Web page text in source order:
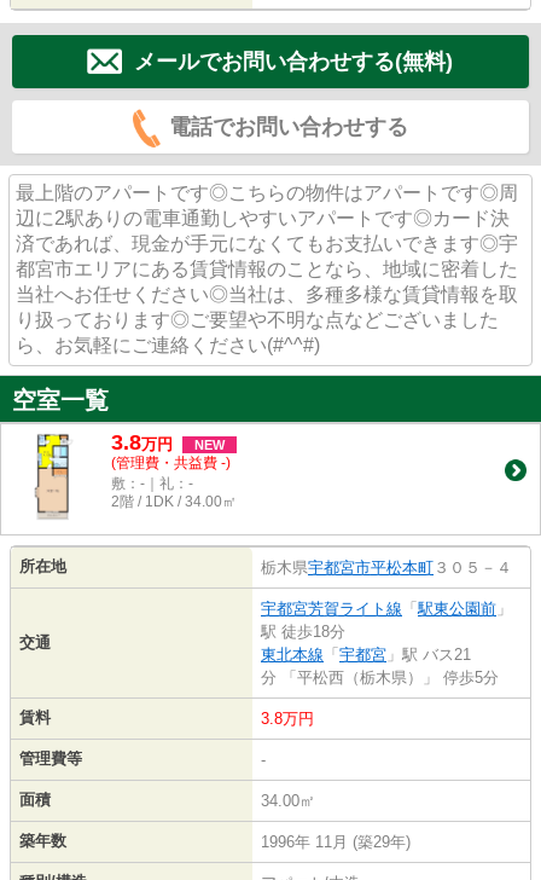
メールでお問い合わせする(無料)
電話でお問い合わせする
最上階のアパートです◎こちらの物件はアパートです◎周
辺に2駅ありの電車通勤しやすいアパートです◎カード決
済であれば、現金が手元になくてもお支払いできます◎宇
都宮市エリアにある賃貸情報のことなら、地域に密着した
当社へお任せください◎当社は、多種多様な賃貸情報を取
り扱っております◎ご要望や不明な点などございました
ら、お気軽にご連絡ください(#^^#)
空室一覧
3.8万円 NEW
(管理費・共益費 -)
敷：-｜礼：-
2階 / 1DK / 34.00㎡
所在地 栃木県宇都宮市平松本町 ３０５－４
交通
宇都宮芳賀ライト線 「駅東公園前 」
駅 徒歩18分
東北本線 「 宇都宮 」駅 バス21
分 「平松西（栃木県）」 停歩5分
賃料 3.8万円
管理費等 -
面積 34.00㎡
築年数 1996年 11月 (築29年)